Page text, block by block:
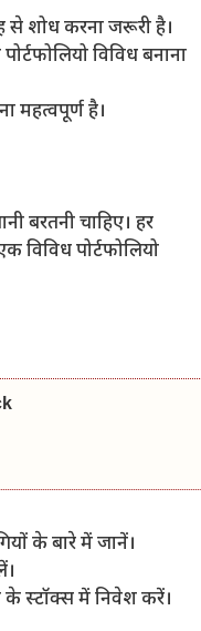
शोध करना जरूरी है।
विविध बनाना
है।
चाहिए। हर
पोर्टफोलियो
के बारे में जानें।
स्टॉक्स में निवेश करें।